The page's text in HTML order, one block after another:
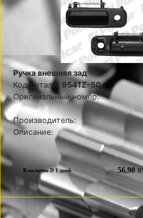
Ручка внешняя зад
Код детали: 9541Z-50
Оригинальный номер:
Производитель:
Описание:
В наличии D 1 дней 56,90